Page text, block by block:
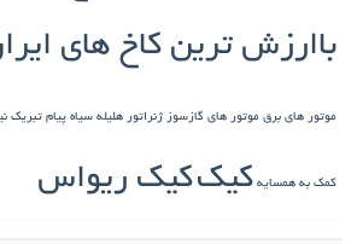
باارزش ترین کاخ های
موتور های برق موتور های گازسوز ژنراتور هلیله سیاه پیام تبریک
کمک به همسایه کیککیک ریواس